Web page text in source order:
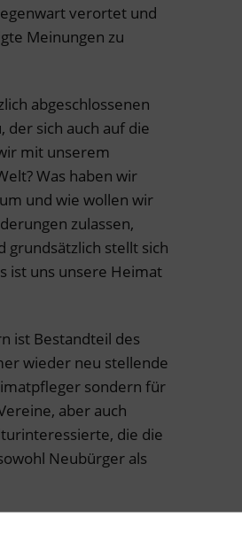
verortet und
Meinungen zu
abgeschlossenen
der sich auch auf die
mit unserem
Was haben wir
und wie wollen wir
zulassen,
grundsätzlich stellt sich
ist uns unsere Heimat
ist Bestandteil des
wieder neu stellende
sondern für
aber auch
die die
Neubürger als
Gebiete